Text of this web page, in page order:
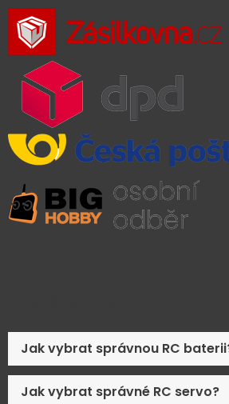
Jak vybrat správnou RC
Jak vybrat správné RC servo?